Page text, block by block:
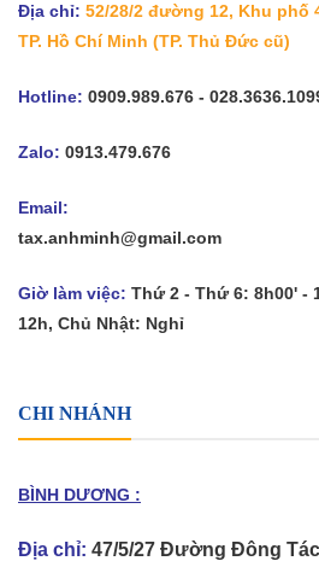
Địa chỉ: 52/28/2 đường 12, Khu phố
TP. Hồ Chí Minh (TP. Thủ Đức cũ)
Hotline: 0909.989.676 -
Zalo: 0913.479.676
Email:
tax.anhminh@gmail.com
Giờ làm việc: Thứ 2 - Thứ 6: 8h00' -
12h, Chủ Nhật: Nghỉ
CHI NHÁNH
BÌNH DƯƠNG :
Địa chỉ: 47/5/27 Đường Đông